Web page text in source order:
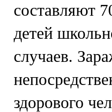
составляют
детей
случаев.
здорового